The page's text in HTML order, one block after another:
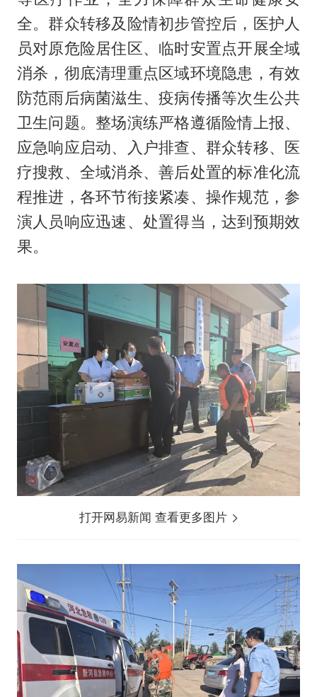
全。群众转移及险情初步管控后，医护人
员对原危险居住区、临时安置点开展全域
消杀，彻底清理重点区域环境隐患，有效
防范雨后病菌滋生、疫病传播等次生公共
卫生问题。整场演练严格遵循险情上报、
应急响应启动、入户排查、群众转移、医
疗搜救、全域消杀、善后处置的标准化流
程推进，各环节衔接紧凑、操作规范，参
演人员响应迅速、处置得当，达到预期效
果。
打开网易新闻 查看更多图片